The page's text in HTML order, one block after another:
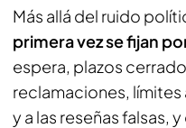
Más allá del ruido
primera vez se fijan
espera, plazos
reclamaciones, límites
y a las reseñas falsas,